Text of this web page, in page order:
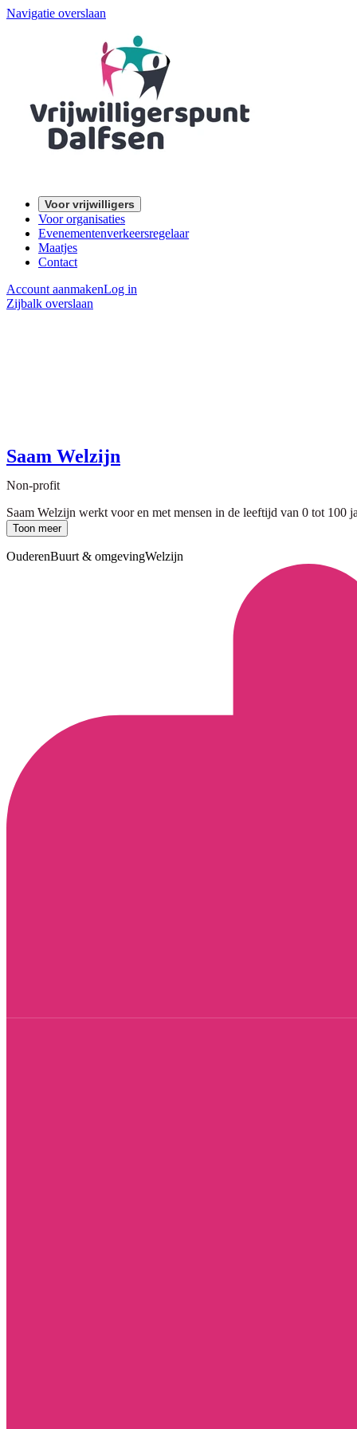
Navigatie overslaan
Voor vrijwilligers
Voor organisaties
Evenementenverkeersregelaar
Maatjes
Contact
Account aanmakenLog in
Zijbalk overslaan
Saam Welzijn
Non-profit
Saam Welzijn werkt voor en met mensen in de leeftijd van 0 tot 100
Toon meer
OuderenBuurt & omgevingWelzijn